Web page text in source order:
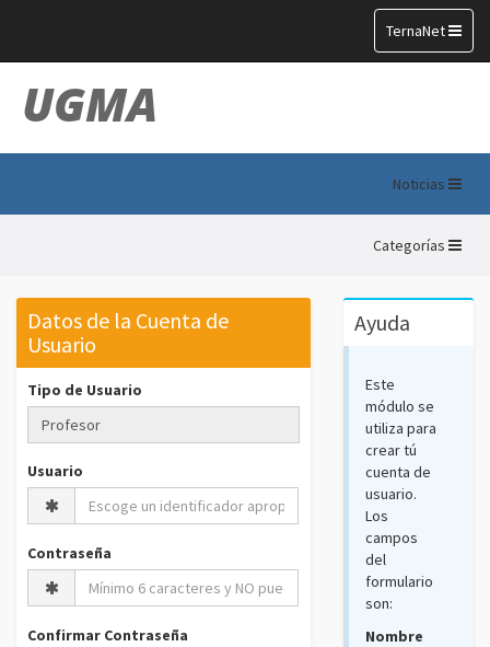
Toggle
navigation
TernaNet
UGMA
Noticias
Categorías
Datos de la Cuenta de
Usuario
Tipo de Usuario
Usuario
Contraseña
Confirmar Contraseña
Ayuda
Este
módulo se
utiliza para
crear tú
cuenta de
usuario.
Los
campos
del
formulario
son:
Nombre